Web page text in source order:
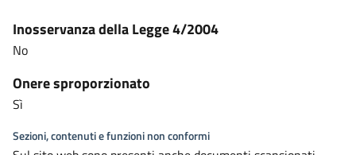
Inosservanza della Legge 4/2004
No
Onere sproporzionato
Sì
Sezioni, contenuti e funzioni non conformi